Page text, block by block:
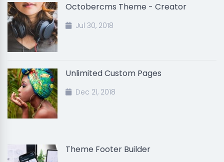
Octobercms Theme - Creator
Jul 30, 2018
Unlimited Custom Pages
Dec 21, 2018
Theme Footer Builder